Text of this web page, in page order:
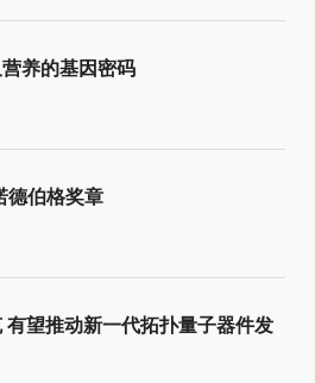
养的基因密码
德伯格奖章
望推动新一代拓扑量子器件发